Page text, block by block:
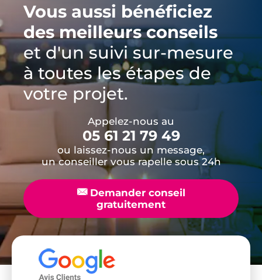
Vous aussi bénéficiez
des meilleurs conseils
et d'un suivi sur-mesure
à toutes les étapes de
votre projet.
Appelez-nous au
05 61 21 79 49
ou laissez-nous un message,
un conseiller vous rapelle sous 24h
📧Demander conseil
gratuitement